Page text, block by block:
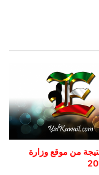
من موقع وزارة